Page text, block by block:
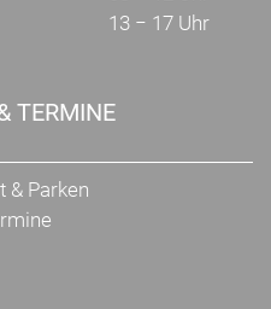
13 − 17 Uhr
TERMINE
& Parken